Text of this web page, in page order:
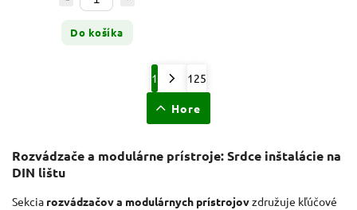
Do košíka
1 125
Hore
Rozvádzače a modulárne prístroje: Srdce inštalácie na
DIN lištu
Sekcia rozvádzačov a modulárnych prístrojovzdružuje kľúčové